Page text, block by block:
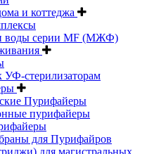
и коттеджа
воды серии MF (МЖФ)
стерилизаторам
Пурифайеры
пурифайеры
для Пурифайров
для магистральных